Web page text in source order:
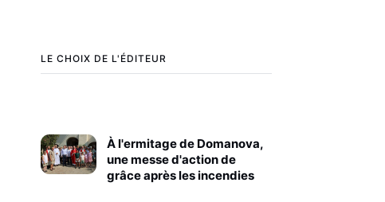
LE CHOIX DE L'ÉDITEUR
À l'ermitage de Domanova,
une messe d'action de
grâce après les incendies